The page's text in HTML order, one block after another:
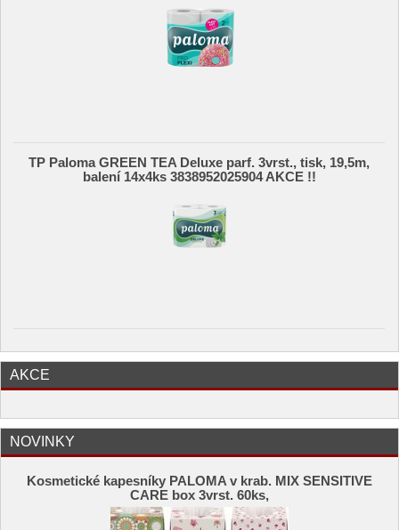
TP Paloma GREEN TEA Deluxe parf. 3vrst., tisk, 19,5m,
balení 14x4ks 3838952025904 AKCE !!
AKCE
NOVINKY
Kosmetické kapesníky PALOMA v krab. MIX SENSITIVE
CARE box 3vrst. 60ks,